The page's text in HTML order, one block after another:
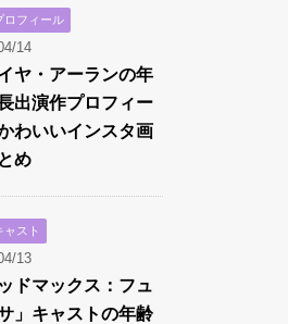
ロフィール
14
ヤ・アーランの年
出演作プロフィー
わいいインスタ画
め
ャスト
13
ッドマックス：フュ
」キャストの年齢